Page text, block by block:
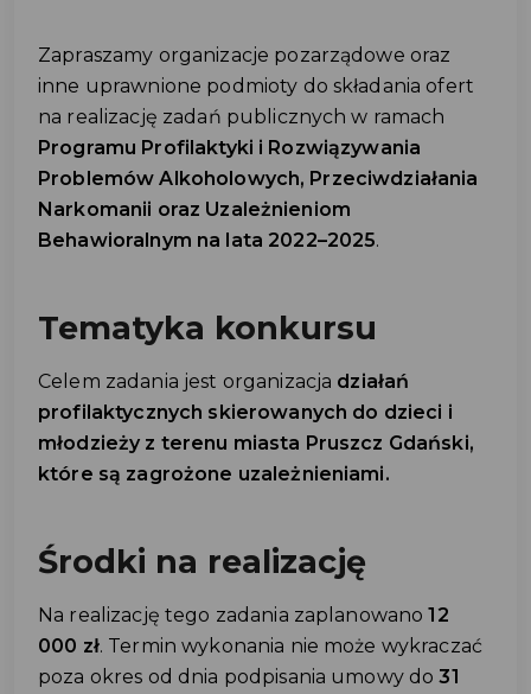
Zapraszamy organizacje pozarządowe oraz
inne uprawnione podmioty do składania ofert
na realizację zadań publicznych w ramach
Programu Profilaktyki i Rozwiązywania
Problemów Alkoholowych, Przeciwdziałania
Narkomanii oraz Uzależnieniom
Behawioralnym na lata 2022–2025.
Tematyka konkursu
Celem zadania jest organizacja działań
profilaktycznych skierowanych do dzieci i
młodzieży z terenu miasta Pruszcz Gdański,
które są zagrożone uzależnieniami.
Środki na realizację
Na realizację tego zadania zaplanowano12
000 zł. Termin wykonania nie może wykraczać
poza okres od dnia podpisania umowy do31